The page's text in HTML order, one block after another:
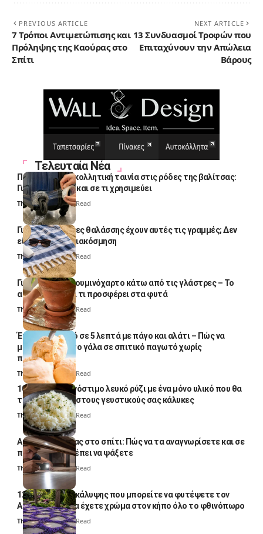
PREVIOUS ARTICLE
7 Τρόποι Αντιμετώπισης και
Πρόληψης της Καούρας στο
Σπίτι
NEXT ARTICLE
13 Συνδυασμοί Τροφών που
Επιταχύνουν την Απώλεια
Βάρους
Τελευταία Νέα
Πολλοί βάζουν κολλητική ταινία στις ρόδες της βαλίτσας:
Γιατί το κάνουν και σε τι χρησιμεύει
Thali Ombre 4 Min Read
Γιατί οι πετσέτες θαλάσσης έχουν αυτές τις γραμμές; Δεν
είναι μόνο για διακόσμηση
Thali Ombre5 Min Read
Γιατί βάζουν αλουμινόχαρτο κάτω από τις γλάστρες – Το
απλό κόλπο και τι προσφέρει στα φυτά
Thali Ombre4 Min Read
Έτοιμο παγωτό σε 5 λεπτά με πάγο και αλάτι – Πώς να
μετατρέψετε το γάλα σε σπιτικό παγωτό χωρίς
παγωτομηχανή
Thali Ombre 4 Min Read
10 φορές ποιο νόστιμο λευκό ρύζι με ένα μόνο υλικό που θα
το απογειώσει στους γευστικούς σας κάλυκες
Thali Ombre4 Min Read
Αυγά κατσαρίδας στο σπίτι: Πώς να τα αναγνωρίσετε και σε
ποια σημεία πρέπει να ψάξετε
Thali Ombre4 Min Read
12 φυτά εδαφοκάλυψης που μπορείτε να φυτέψετε τον
Αύγουστο για να έχετε χρώμα στον κήπο όλο το φθινόπωρο
Thali Ombre7 Min Read